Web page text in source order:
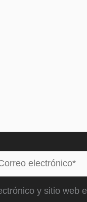
y sitio web